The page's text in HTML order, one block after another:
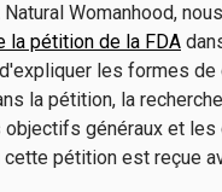
Womanhood,
la pétition de la FDA
les formes de
la pétition, la
généraux et les
pétition est reçue